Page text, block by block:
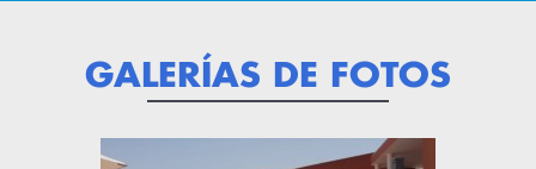
GALERÍAS DE FOTOS